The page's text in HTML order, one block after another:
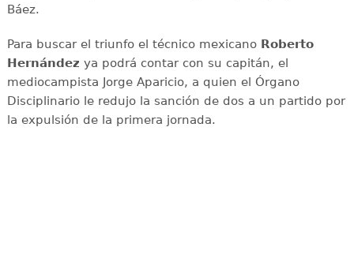
Báez.
Para buscar el triunfo el técnico mexicano Roberto
Hernández ya podrá contar con su capitán, el
mediocampista Jorge Aparicio, a quien el Órgano
Disciplinario le redujo la sanción de dos a un partido por
la expulsión de la primera jornada.